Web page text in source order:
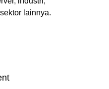
Solusi Perkantoran
lainnya.